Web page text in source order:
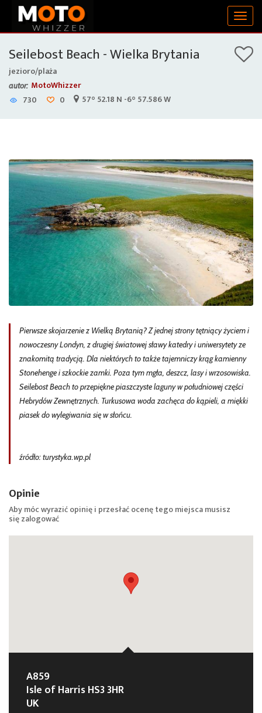
Seilebost Beach - Wielka Brytania
jezioro/plaża
autor: MotoWhizzer
730
0 57° 52.18 N -6° 57.586 W
Pierwsze skojarzenie z Wielką Brytanią? Z jednej strony tętniący życiem i
nowoczesny Londyn, z drugiej światowej sławy katedry i uniwersytety ze
znakomitą tradycją. Dla niektórych to także tajemniczy krąg kamienny
Stonehenge i szkockie zamki. Poza tym mgła, deszcz, lasy i wrzosowiska.
Seilebost Beach to przepiękne piaszczyste laguny w południowej części
Hebrydów Zewnętrznych. Turkusowa woda zachęca do kąpieli, a miękki
piasek do wylegiwania się w słońcu.
źródło: turystyka.wp.pl
Opinie
Aby móc wyrazić opinię i przesłać ocenę tego miejsca musisz
sięzalogować
A859
Isle of Harris HS3 3HR
UK